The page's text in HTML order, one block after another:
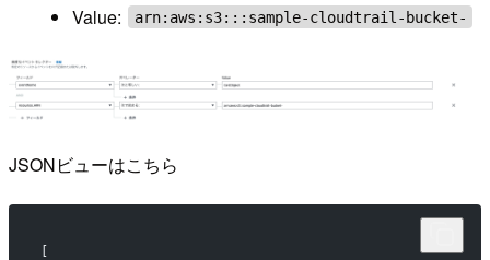
Value:
arn:aws:s3:::sample-cloudtrail-bucket-
JSONビューはこちら
[